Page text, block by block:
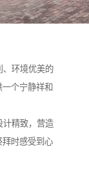
、环境优美的
个宁静祥和
计精致，营造
时感受到心